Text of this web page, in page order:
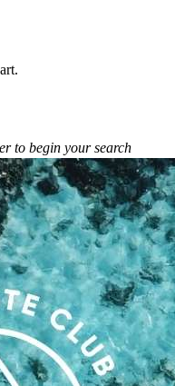
to begin your search